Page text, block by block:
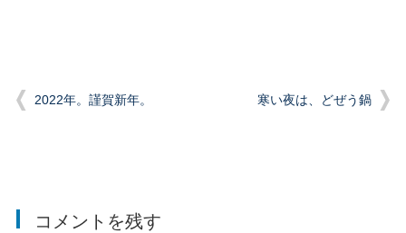
2022年。謹賀新年。 寒い夜は、どぜう鍋
コメントを残す